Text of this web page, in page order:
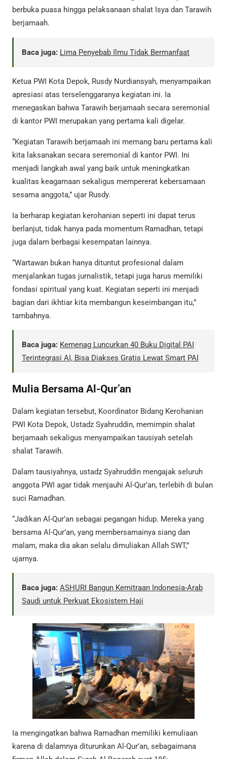
berbuka puasa hingga pelaksanaan shalat Isya dan Tarawih
berjamaah.
Baca juga: Lima Penyebab Ilmu Tidak Bermanfaat
Ketua PWI Kota Depok, Rusdy Nurdiansyah, menyampaikan
apresiasi atas terselenggaranya kegiatan ini. Ia
menegaskan bahwa Tarawih berjamaah secara seremonial
di kantor PWI merupakan yang pertama kali digelar.
“Kegiatan Tarawih berjamaah ini memang baru pertama kali
kita laksanakan secara seremonial di kantor PWI. Ini
menjadi langkah awal yang baik untuk meningkatkan
kualitas keagamaan sekaligus mempererat kebersamaan
sesama anggota,” ujar Rusdy.
Ia berharap kegiatan kerohanian seperti ini dapat terus
berlanjut, tidak hanya pada momentum Ramadhan, tetapi
juga dalam berbagai kesempatan lainnya.
“Wartawan bukan hanya dituntut profesional dalam
menjalankan tugas jurnalistik, tetapi juga harus memiliki
fondasi spiritual yang kuat. Kegiatan seperti ini menjadi
bagian dari ikhtiar kita membangun keseimbangan itu,”
tambahnya.
Baca juga: Kemenag Luncurkan 40 Buku Digital PAI
Terintegrasi AI, Bisa Diakses Gratis Lewat Smart PAI
Mulia Bersama Al-Qur’an
Dalam kegiatan tersebut, Koordinator Bidang Kerohanian
PWI Kota Depok, Ustadz Syahruddin, memimpin shalat
berjamaah sekaligus menyampaikan tausiyah setelah
shalat Tarawih.
Dalam tausiyahnya, ustadz Syahruddin mengajak seluruh
anggota PWI agar tidak menjauhi Al-Qur’an, terlebih di bulan
suci Ramadhan.
“Jadikan Al-Qur’an sebagai pegangan hidup. Mereka yang
bersama Al-Qur’an, yang membersamainya siang dan
malam, maka dia akan selalu dimuliakan Allah SWT,”
ujarnya.
Baca juga: ASHURI Bangun Kemitraan Indonesia-Arab
Saudi untuk Perkuat Ekosistem Haji
Ia mengingatkan bahwa Ramadhan memiliki kemuliaan
karena di dalamnya diturunkan Al-Qur’an, sebagaimana